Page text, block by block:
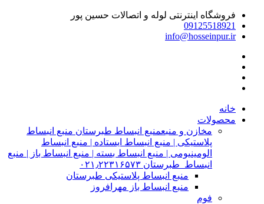
فروشگاه اینترنتی لوله و اتصالات حسین پور
09125518921
info@hosseinpur.ir
خانه
محصولات
مخازن و منبعمنبع انبساط طبرستان منبع انبساط
پلاستیکی | منبع انبساط ایستاده | منبع انبساط
الومینیومی | منبع انبساط بسته | منبع انبساط باز | منبع
انبساط طبرستان ۰۲۱٫۲۲۳۱۶۵۷۳
منبع انبساط پلاستیکی طبرستان
منبع انبساط باز مهرافروز
فوم